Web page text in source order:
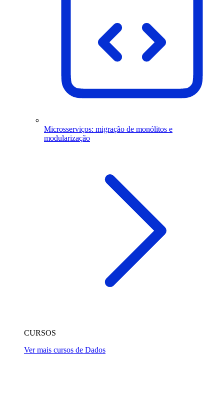
Microsserviços: migração de monólitos e
modularização
CURSOS
Ver mais cursos de Dados